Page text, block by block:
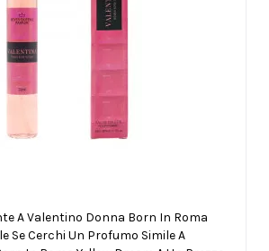
A Valentino Donna Born In Roma
Se Cerchi Un Profumo Simile A